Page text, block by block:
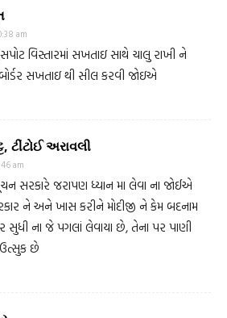
am
વિસ્તારમાં સખતાઇ સાથે ચાલુ રાખી ને
સખતાઇ થી સીલ કરવી જોઇએ
ટીંટોઈ અરાવલી
am
સરકારે જરાપણ ધ્યાન મા લેવા ના જોઈએ
ને અને ખાસ કરીને મોદીજી ને કેમ બદનામ
સુધી ના જે પગલાં લેવાયા છે, તેના પર પાણી
ઉત્સુક છે